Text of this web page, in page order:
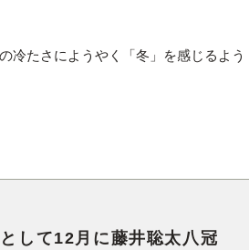
冷たさにようやく「冬」を感じるよう
して12月に藤井聡太八冠